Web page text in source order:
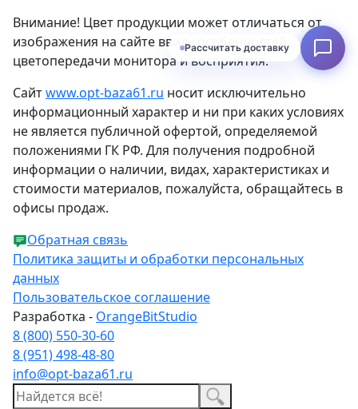
Внимание! Цвет продукции может отличаться от
изображения на сайте ввиду особенностей
цветопередачи монитора и восприятия.
Сайтwww.opt-baza61.ru носит исключительно
информационный характер и ни при каких условиях
не является публичной офертой, определяемой
положениями ГК РФ. Для получения подробной
информации о наличии, видах, характеристиках и
стоимости материалов, пожалуйста, обращайтесь в
офисы продаж.
Обратная связь
Политика защиты и обработки персональных
данных
Пользовательское соглашение
Разработка - OrangeBitStudio
8 (800) 550-30-60
8 (951) 498-48-80
info@opt-baza61.ru
Рассчитать доставку